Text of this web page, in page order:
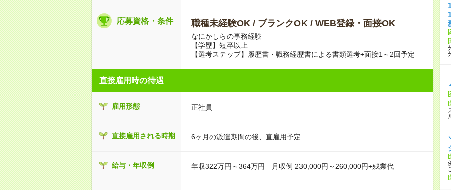
応募資格・条件 職種未経験OK / ブランクOK / WEB登録・面接OK
なにかしらの事務経験
【学歴】短卒以上
【選考ステップ】履歴書・職務経歴書による書類選考+面接1～2回予定
直接雇用時の待遇
雇用形態 正社員
直接雇用される時期 6ヶ月の派遣期間の後、直雇用予定
給与・年収例 年収322万円～364万円 月収例 230,000円～260,000円+残業代
[
[
[
[
[
[